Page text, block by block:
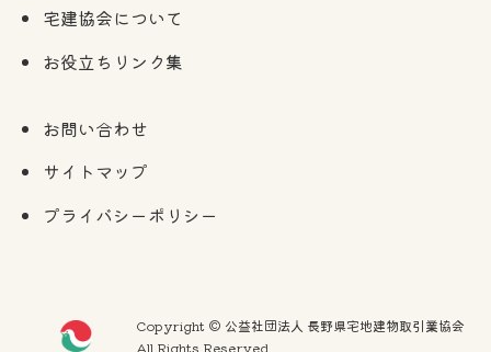
宅建協会について
お役立ちリンク集
お問い合わせ
サイトマップ
プライバシーポリシー
Copyright © 公益社団法人 長野県宅地建物取引業協会
All Rights Reserved.